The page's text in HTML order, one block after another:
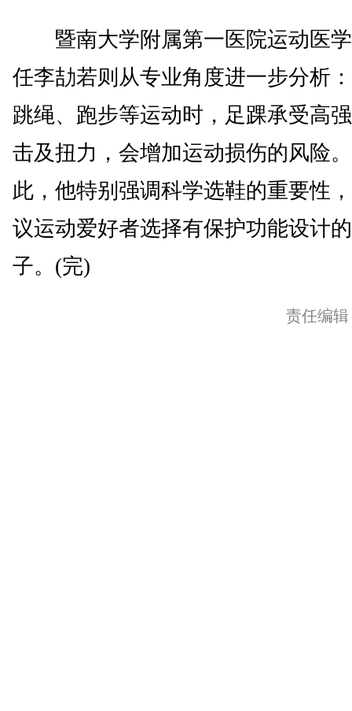
暨南大学附属第一医院运动医
任李劼若则从专业角度进一步分析
跳绳、跑步等运动时，足踝承受高
击及扭力，会增加运动损伤的风险
此，他特别强调科学选鞋的重要性
议运动爱好者选择有保护功能设计
子。(完)
责任编